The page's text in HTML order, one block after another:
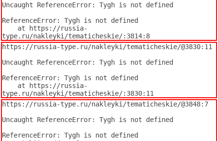
Uncaught ReferenceError: Tygh is not defined
ReferenceError: Tygh is not defined
type.ru/nakleyki/tematicheskie/:3814:8
https://russia-type.ru/nakleyki/tematicheskie/@3830:11
Uncaught ReferenceError: Tygh is not defined
ReferenceError: Tygh is not defined
type.ru/nakleyki/tematicheskie/:3830:11
https://russia-type.ru/nakleyki/tematicheskie/@3848:7
Uncaught ReferenceError: Tygh is not defined
ReferenceError: Tygh is not defined